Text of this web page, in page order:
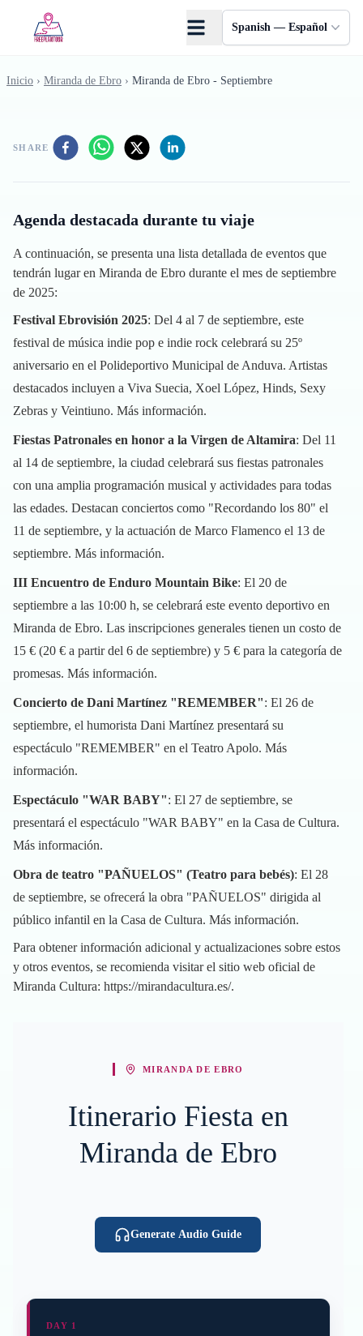
Spanish — Español
Inicio › Miranda de Ebro › Miranda de Ebro - Septiembre
SHARE
Agenda destacada durante tu viaje
A continuación, se presenta una lista detallada de eventos que
tendrán lugar en Miranda de Ebro durante el mes de septiembre
de 2025:
Festival Ebrovisión 2025: Del 4 al 7 de septiembre, este
festival de música indie pop e indie rock celebrará su 25º
aniversario en el Polideportivo Municipal de Anduva. Artistas
destacados incluyen a Viva Suecia, Xoel López, Hinds, Sexy
Zebras y Veintiuno. Más información.
Fiestas Patronales en honor a la Virgen de Altamira: Del 11
al 14 de septiembre, la ciudad celebrará sus fiestas patronales
con una amplia programación musical y actividades para todas
las edades. Destacan conciertos como "Recordando los 80" el
11 de septiembre, y la actuación de Marco Flamenco el 13 de
septiembre. Más información.
III Encuentro de Enduro Mountain Bike: El 20 de
septiembre a las 10:00 h, se celebrará este evento deportivo en
Miranda de Ebro. Las inscripciones generales tienen un costo de
15 € (20 € a partir del 6 de septiembre) y 5 € para la categoría de
promesas. Más información.
Concierto de Dani Martínez "REMEMBER": El 26 de
septiembre, el humorista Dani Martínez presentará su
espectáculo "REMEMBER" en el Teatro Apolo. Más
información.
Espectáculo "WAR BABY": El 27 de septiembre, se
presentará el espectáculo "WAR BABY" en la Casa de Cultura.
Más información.
Obra de teatro "PAÑUELOS" (Teatro para bebés): El 28
de septiembre, se ofrecerá la obra "PAÑUELOS" dirigida al
público infantil en la Casa de Cultura. Más información.
Para obtener información adicional y actualizaciones sobre estos
y otros eventos, se recomienda visitar el sitio web oficial de
Miranda Cultura: https://mirandacultura.es/.
MIRANDA DE EBRO
Itinerario Fiesta en
Miranda de Ebro
Generate Audio Guide
DAY 1